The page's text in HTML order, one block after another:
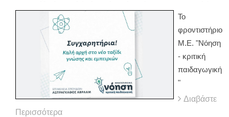
Το
φροντιστήριο
Μ.Ε. "Νόηση
- κριτική
παιδαγωγική
"
Διαβάστε
Περισσότερα